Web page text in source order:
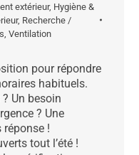
extérieur, Hygiène &
, Recherche /
Ventilation
pour répondre
habituels.
Un besoin
? Une
réponse !
tout l’été !